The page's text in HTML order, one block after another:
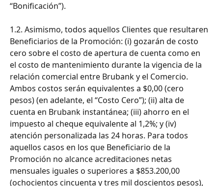
“Bonificación”).
1.2. Asimismo, todos aquellos Clientes que resultaren
Beneficiarios de la Promoción: (i) gozarán de costo
cero sobre el costo de apertura de cuenta como en
el costo de mantenimiento durante la vigencia de la
relación comercial entre Brubank y el Comercio.
Ambos costos serán equivalentes a $0,00 (cero
pesos) (en adelante, el “Costo Cero”); (ii) alta de
cuenta en Brubank instantánea; (iii) ahorro en el
impuesto al cheque equivalente al 1,2%; y (iv)
atención personalizada las 24 horas. Para todos
aquellos casos en los que Beneficiario de la
Promoción no alcance acreditaciones netas
mensuales iguales o superiores a $853.200,00
(ochocientos cincuenta y tres mil doscientos pesos),